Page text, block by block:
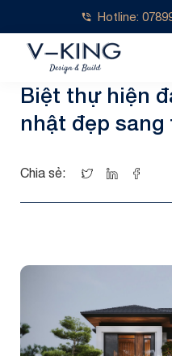
Hotline:
Biệt thự hiện
nhật đẹp sang
Chia sẻ: